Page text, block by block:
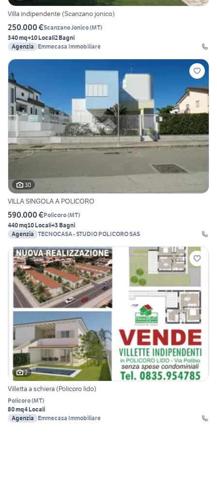
Villa indipendente (Scanzano jonico)
250.000 €Scanzano Jonico(MT)
340 mq+10 Locali2 Bagni
Agenzia
Emmecasa Immobiliare
30
VILLA SINGOLA A POLICORO
590.000 €Policoro(MT)
440 mq10 Locali+3 Bagni
Agenzia TECNOCASA - STUDIO POLICORO SAS
2
Villetta a schiera (Policoro lido)
Policoro(MT)
80 mq4 Locali
Agenzia
Emmecasa Immobiliare